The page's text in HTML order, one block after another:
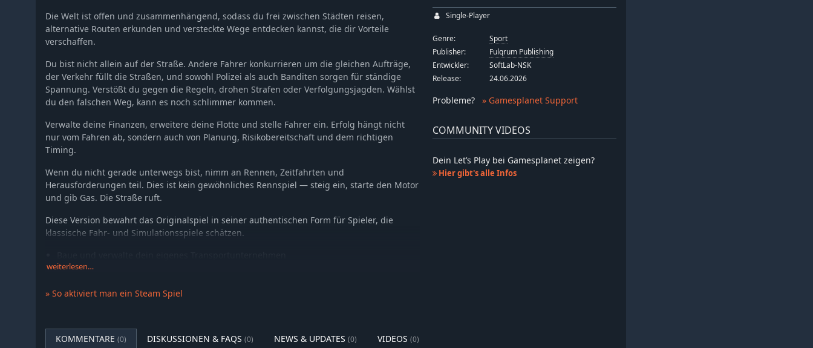
Die Welt ist offen und zusammenhängend, sodass du frei zwischen Städten reisen,
alternative Routen erkunden und versteckte Wege entdecken kannst, die dir Vorteile
verschaffen.
Du bist nicht allein auf der Straße. Andere Fahrer konkurrieren um die gleichen Aufträge,
der Verkehr füllt die Straßen, und sowohl Polizei als auch Banditen sorgen für ständige
Spannung. Verstößt du gegen die Regeln, drohen Strafen oder Verfolgungsjagden. Wählst
du den falschen Weg, kann es noch schlimmer kommen.
Verwalte deine Finanzen, erweitere deine Flotte und stelle Fahrer ein. Erfolg hängt nicht
nur vom Fahren ab, sondern auch von Planung, Risikobereitschaft und dem richtigen
Timing.
Wenn du nicht gerade unterwegs bist, nimm an Rennen, Zeitfahrten und
Herausforderungen teil. Dies ist kein gewöhnliches Rennspiel — steig ein, starte den Motor
und gib Gas. Die Straße ruft.
Diese Version bewahrt das Originalspiel in seiner authentischen Form für Spieler, die
klassische Fahr- und Simulationsspiele schätzen.
12 verschiedene Trucks, darunter schwere 18-Rad-Zugmaschinen
Radarkontrollen, Verfolgungsjagden der Polizei und Hubschraubereinsätze
Banditen, die dich auf der Straße angreifen können
weiterlesen…
» So aktiviert man ein Steam Spiel
KOMMENTARE (0) DISKUSSIONEN & FAQS (0) NEWS & UPDATES (0) VIDEOS (0)
Single-Player
Genre:
Sport
Publisher:
Fulqrum Publishing
Entwickler:
SoftLab-NSK
Release:
24.06.2026
Probleme? » Gamesplanet Support
COMMUNITY VIDEOS
Dein Let’s Play bei Gamesplanet zeigen?
Hier gibt's alle Infos